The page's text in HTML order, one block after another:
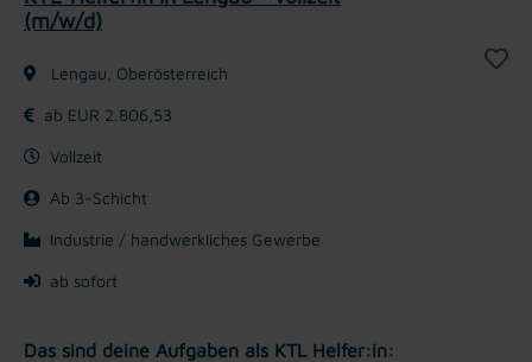
(m/w/d)
Lengau, Oberösterreich
ab EUR 2.806,53
Vollzeit
Ab 3-Schicht
Industrie / handwerkliches Gewerbe
ab sofort
Das sind deine Aufgaben als KTL Helfer:in: